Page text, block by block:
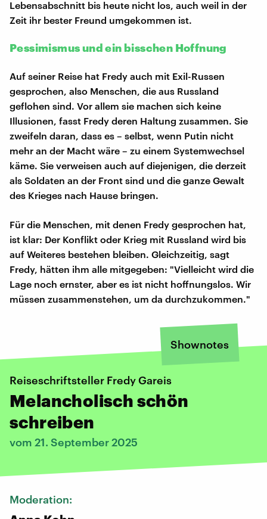
Lebensabschnitt bis heute nicht los, auch weil in der
Zeit ihr bester Freund umgekommen ist.
Pessimismus und ein bisschen Hoffnung
Auf seiner Reise hat Fredy auch mit Exil-Russen
gesprochen, also Menschen, die aus Russland
geflohen sind. Vor allem sie machen sich keine
Illusionen, fasst Fredy deren Haltung zusammen. Sie
zweifeln daran, dass es – selbst, wenn Putin nicht
mehr an der Macht wäre – zu einem Systemwechsel
käme. Sie verweisen auch auf diejenigen, die derzeit
als Soldaten an der Front sind und die ganze Gewalt
des Krieges nach Hause bringen.
Für die Menschen, mit denen Fredy gesprochen hat,
ist klar: Der Konflikt oder Krieg mit Russland wird bis
auf Weiteres bestehen bleiben. Gleichzeitig, sagt
Fredy, hätten ihm alle mitgegeben: "Vielleicht wird die
Lage noch ernster, aber es ist nicht hoffnungslos. Wir
müssen zusammenstehen, um da durchzukommen."
Shownotes
Reiseschriftsteller Fredy Gareis
Melancholisch schön
schreiben
vom 21. September 2025
Moderation: